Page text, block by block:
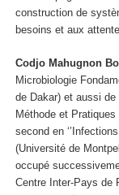
construction de
besoins et aux
Codjo Mahugnon
Microbiologie
de Dakar) et aussi
Méthode et
second en
(Université de
occupé
Centre Inter-Pays de